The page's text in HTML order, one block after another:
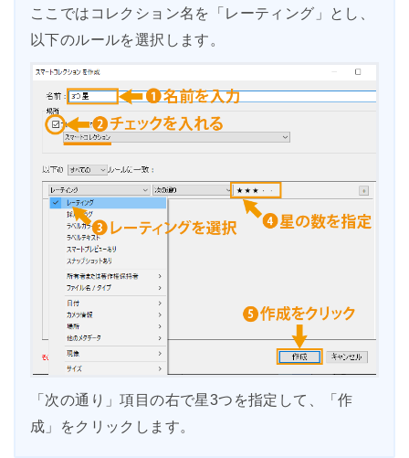
ここではコレクション名を「レーティング」とし、
以下のルールを選択します。
「次の通り」項目の右で星3つを指定して、「作
成」をクリックします。